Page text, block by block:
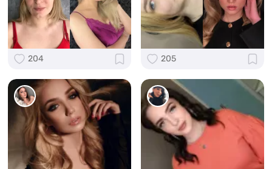
204 205